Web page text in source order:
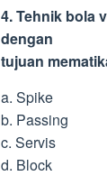
4. Tehnik bola
dengan
tujuan
a. Spike
b. Passing
c. Servis
d. Block